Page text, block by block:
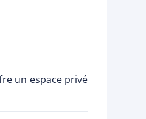
un espace privé